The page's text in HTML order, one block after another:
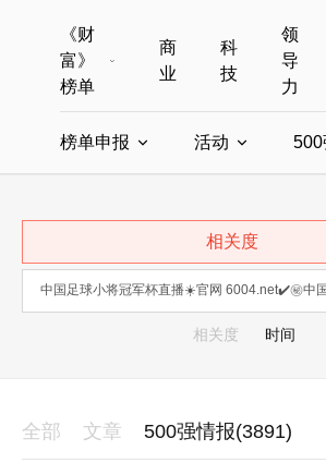
《财
富》
榜单
全部榜单
中国最具影响力商界女性
商
业
科
技
领
导
力
榜单申报 活动 500
相关度
相关度 时间
全部 文章 500强情报(3891)